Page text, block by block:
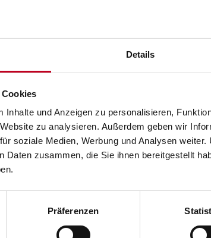
Details
Inhalte und Anzeigen zu personalisieren,
zu analysieren. Außerdem geben wir
soziale Medien, Werbung und Analysen
Daten zusammen, die Sie ihnen bereitgestellt
Präferenzen
Hausnummer *